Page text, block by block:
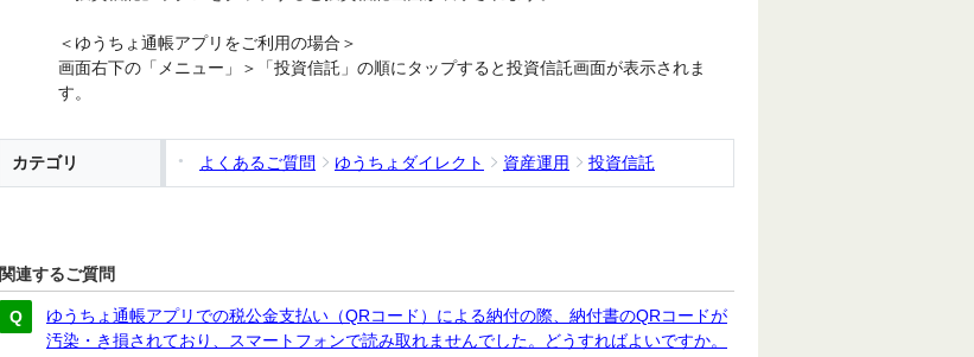
＜ゆうちょ通帳アプリをご利用の場合＞
画面右下の「メニュー」＞「投資信託」の順にタップすると投資信託画面が表示されま
す。
カテゴリ よくあるご質問 ゆうちょダイレクト 資産運用 投資信託
関連するご質問
ゆうちょ通帳アプリでの税公金支払い（QRコード）による納付の際、納付書のQRコードが
汚染・き損されており、スマートフォンで読み取れませんでした。どうすればよいですか。